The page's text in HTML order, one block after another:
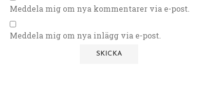
Meddela mig om nya kommentarer via e-post.
Meddela mig om nya inlägg via e-post.